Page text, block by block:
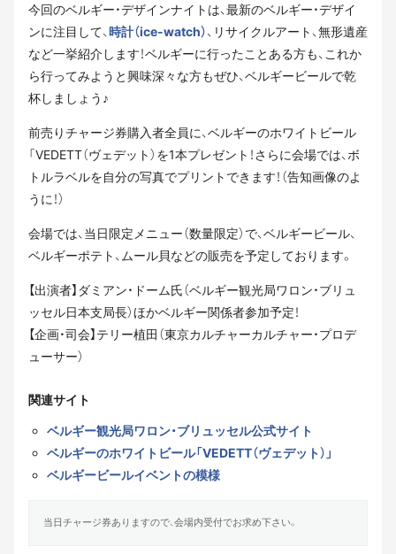
今回のベルギー・デザインナイトは、最新のベルギー・デザイ
ンに注目して、時計（ice-watch）、リサイクルアート、無形遺産
など一挙紹介します！ベルギーに行ったことある方も、これか
ら行ってみようと興味深々な方もぜひ、ベルギービールで乾
杯しましょう♪
前売りチャージ券購入者全員に、ベルギーのホワイトビール
「VEDETT（ヴェデット）を1本プレゼント！さらに会場では、ボ
トルラベルを自分の写真でプリントできます！（告知画像のよ
うに！）
会場では、当日限定メニュー（数量限定）で、ベルギービール、
ベルギーポテト、ムール貝などの販売を予定しております。
【出演者】ダミアン・ドーム氏（ベルギー観光局ワロン・ブリュ
ッセル日本支局長）ほかベルギー関係者参加予定！
【企画・司会】テリー植田（東京カルチャーカルチャー・プロデ
ューサー）
関連サイト
ベルギー観光局ワロン・ブリュッセル公式サイト
ベルギーのホワイトビール「VEDETT（ヴェデット）」
ベルギービールイベントの模様
当日チャージ券ありますので、会場内受付でお求め下さい。